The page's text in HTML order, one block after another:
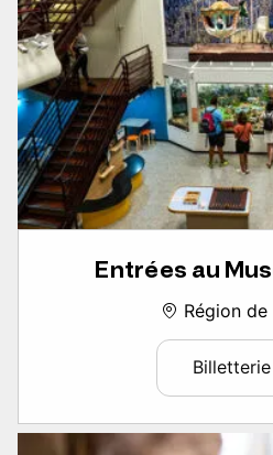
Entrées au
Région
Billetterie